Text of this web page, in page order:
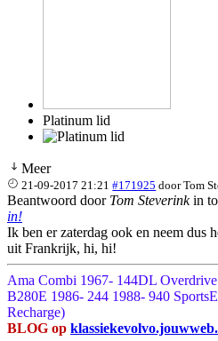
Platinum lid
Meer
21-09-2017 21:21 #171925 doorTom
Beantwoord door Tom Steverinkin
in!
Ik ben er zaterdag ook en neem dus
uit Frankrijk, hi, hi!
Ama Combi 1967- 144DL
B280E 1986- 244 1988- 940
Recharge)
BLOG op